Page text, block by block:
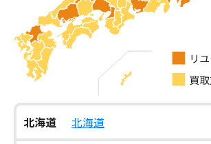
北海道 北海道